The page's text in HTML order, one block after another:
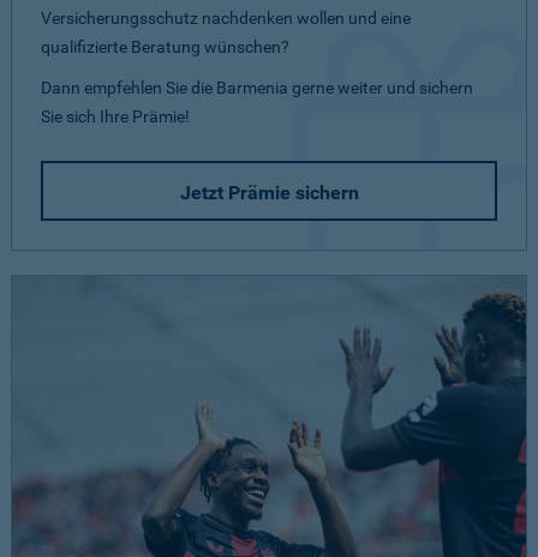
Versicherungsschutz nachdenken wollen und eine
qualifizierte Beratung wünschen?
Dann empfehlen Sie die Barmenia gerne weiter und sichern
Sie sich Ihre Prämie!
Jetzt Prämie sichern